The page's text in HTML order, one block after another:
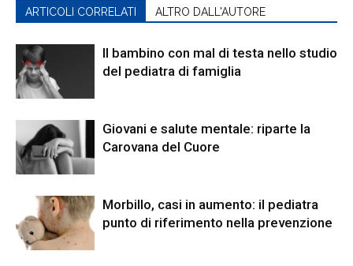
ARTICOLI CORRELATI ALTRO DALL'AUTORE
Il bambino con mal di testa nello studio
del pediatra di famiglia
Giovani e salute mentale: riparte la
Carovana del Cuore
Morbillo, casi in aumento: il pediatra
punto di riferimento nella prevenzione